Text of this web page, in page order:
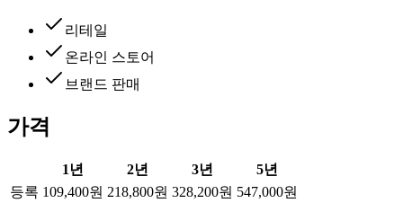
리테일
온라인 스토어
브랜드 판매
가격
1년 2년 3년 5년
등록 109,400원 218,800원 328,200원 547,000원